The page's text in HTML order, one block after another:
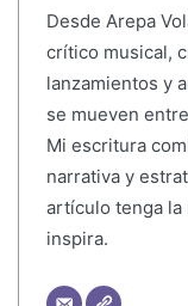
Desde Arepa
crítico musical,
lanzamientos y
se mueven
Mi escritura
narrativa y
artículo tenga la
inspira.